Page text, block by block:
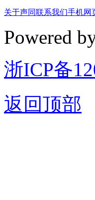
关于声同联系我们手机网
Powered
浙ICP备
返回顶部